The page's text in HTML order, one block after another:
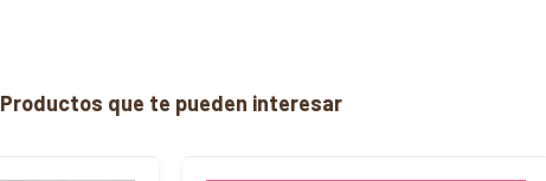
Productos que te pueden interesar